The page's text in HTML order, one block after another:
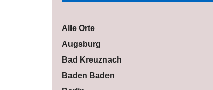
Alle Orte
Augsburg
Bad Kreuznach
Baden Baden